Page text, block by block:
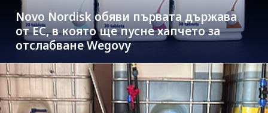
Novo Nordisk обяви първата държава
от ЕС, в която ще пусне хапчето за
отслабване Wegovy